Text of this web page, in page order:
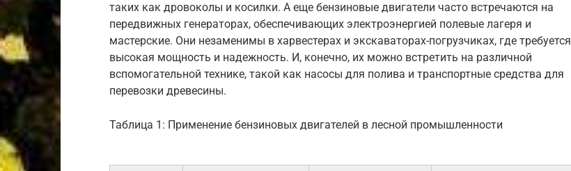
таких как дровоколы и косилки. А еще бензиновые двигатели часто встречаются на
передвижных генераторах, обеспечивающих электроэнергией полевые лагеря и
мастерские. Они незаменимы в харвестерах и экскаваторах-погрузчиках, где требуется
высокая мощность и надежность. И, конечно, их можно встретить на различной
вспомогательной технике, такой как насосы для полива и транспортные средства для
перевозки древесины.
Таблица 1: Применение бензиновых двигателей в лесной промышленности